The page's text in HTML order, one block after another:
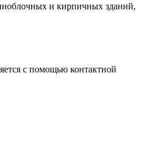
и кирпичных зданий,
с помощью контактной